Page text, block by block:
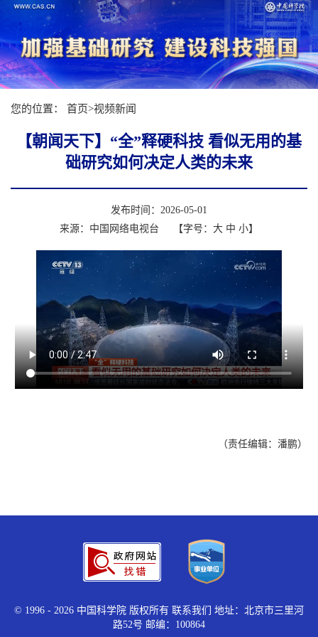
您的位置： 首页>视频新闻
【朝闻天下】“全”释硬科技 看似无用的基
础研究如何决定人类的未来
发布时间：2026-05-01
来源：中国网络电视台
【字号： 大 中 小】
（责任编辑：潘鹏）
© 1996 - 2026 中国科学院 版权所有 联系我们
地址：北京市三里河
路52号 邮编：100864